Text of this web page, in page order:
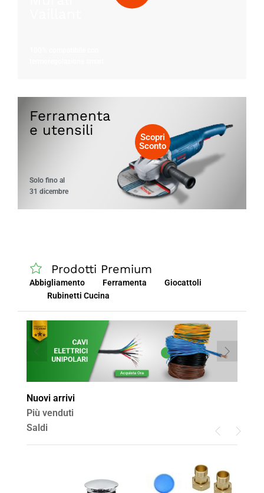
Ferramenta
e utensili
Solo fino al
31 dicembre
Scopri
Sconto
Prodotti Premium
Abbigliamento Ferramenta
Giocattoli
Rubinetti Cucina
Nuovi arrivi
Più venduti
Saldi